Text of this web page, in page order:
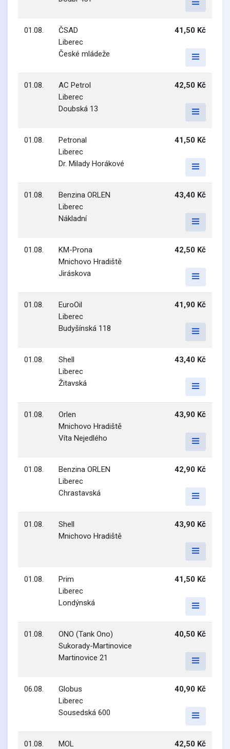
01.08.
ČSAD
Liberec
České mládeže
41,50 Kč
01.08.
AC Petrol
Liberec
Doubská 13
42,50 Kč
01.08.
Petronal
Liberec
Dr. Milady Horákové
41,50 Kč
01.08.
Benzina ORLEN
Liberec
Nákladní
43,40 Kč
01.08.
KM-Prona
Mnichovo Hradiště
Jiráskova
42,50 Kč
01.08.
EuroOil
Liberec
Budyšínská 118
41,90 Kč
01.08.
Shell
Liberec
Žitavská
43,40 Kč
01.08.
Orlen
Mnichovo Hradiště
Víta Nejedlého
43,90 Kč
01.08.
Benzina ORLEN
Liberec
Chrastavská
42,90 Kč
01.08.
Shell
Mnichovo Hradiště
43,90 Kč
01.08.
Prim
Liberec
Londýnská
41,50 Kč
01.08.
ONO (Tank Ono)
Sukorady-Martinovice
Martinovice 21
40,50 Kč
06.08.
Globus
Liberec
Sousedská 600
40,90 Kč
01.08.
MOL
42,50 Kč